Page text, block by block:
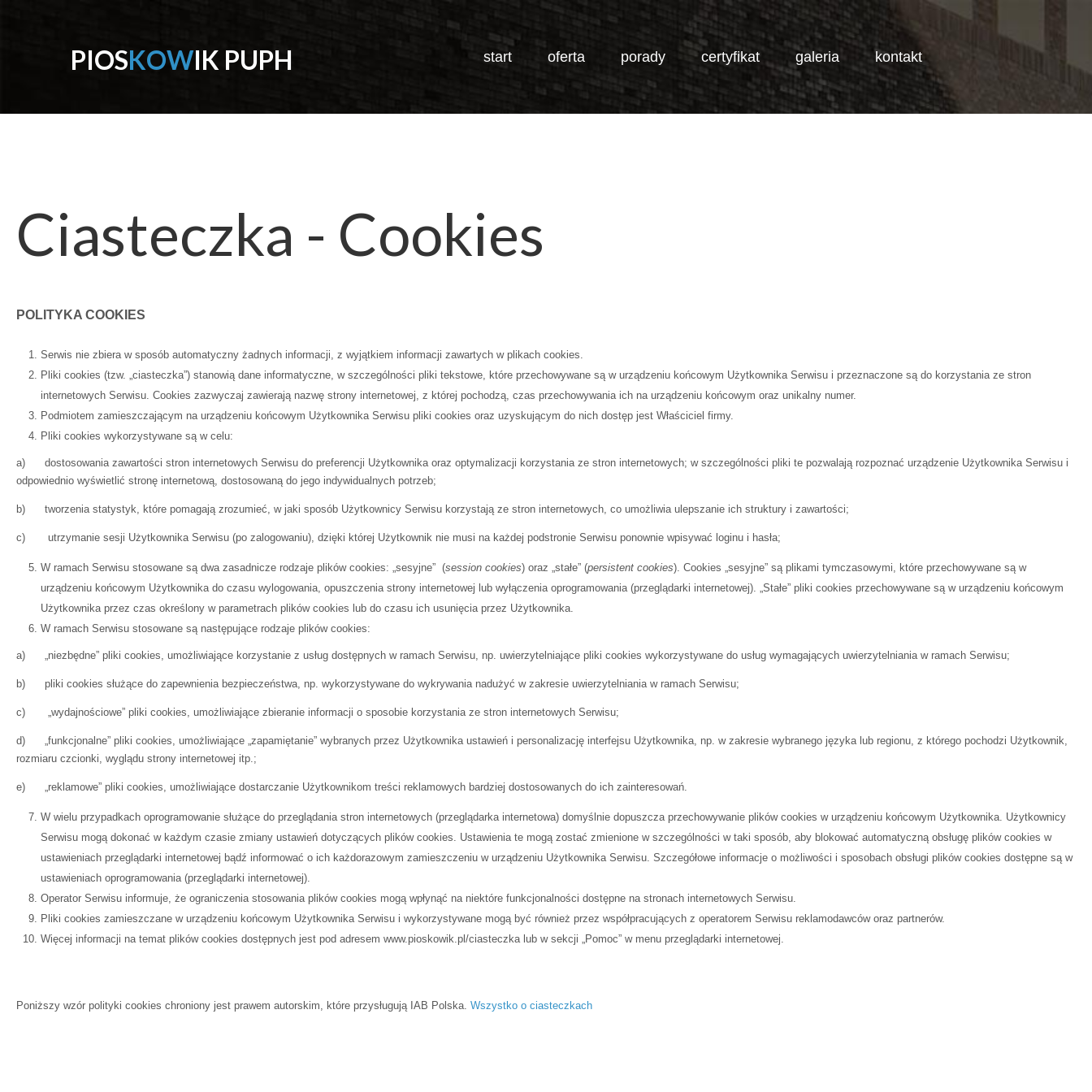
PIOSKOWIK PUPH start oferta porady certyfikat galeria kontakt
JESTEŚ TUTAJ: START SZLABAN NICE M5BAR NIESKATEGORYZOWANE
Ciasteczka - Cookies
POLITYKA COOKIES
Serwis nie zbiera w sposób automatyczny żadnych informacji, z wyjątkiem informacji zawartych w plikach cookies.
Pliki cookies (tzw. „ciasteczka”) stanowią dane informatyczne, w szczególności pliki tekstowe, które przechowywane są w urządzeniu końcowym Użytkownika Serwisu i przeznaczone są do korzystania ze stron
internetowych Serwisu. Cookies zazwyczaj zawierają nazwę strony internetowej, z której pochodzą, czas przechowywania ich na urządzeniu końcowym oraz unikalny numer.
Podmiotem zamieszczającym na urządzeniu końcowym Użytkownika Serwisu pliki cookies oraz uzyskującym do nich dostęp jest Właściciel firmy.
Pliki cookies wykorzystywane są w celu:
a) dostosowania zawartości stron internetowych Serwisu do preferencji Użytkownika oraz optymalizacji korzystania ze stron internetowych; w szczególności pliki te pozwalają rozpoznać urządzenie Użytkownika Serwisu i
odpowiednio wyświetlić stronę internetową, dostosowaną do jego indywidualnych potrzeb;
b) tworzenia statystyk, które pomagają zrozumieć, w jaki sposób Użytkownicy Serwisu korzystają ze stron internetowych, co umożliwia ulepszanie ich struktury i zawartości;
c) utrzymanie sesji Użytkownika Serwisu (po zalogowaniu), dzięki której Użytkownik nie musi na każdej podstronie Serwisu ponownie wpisywać loginu i hasła;
W ramach Serwisu stosowane są dwa zasadnicze rodzaje plików cookies: „sesyjne” (session cookies) oraz „stałe” (persistent cookies). Cookies „sesyjne” są plikami tymczasowymi, które przechowywane są w
urządzeniu końcowym Użytkownika do czasu wylogowania, opuszczenia strony internetowej lub wyłączenia oprogramowania (przeglądarki internetowej). „Stałe” pliki cookies przechowywane są w urządzeniu końcowym
Użytkownika przez czas określony w parametrach plików cookies lub do czasu ich usunięcia przez Użytkownika.
W ramach Serwisu stosowane są następujące rodzaje plików cookies:
a) „niezbędne” pliki cookies, umożliwiające korzystanie z usług dostępnych w ramach Serwisu, np. uwierzytelniające pliki cookies wykorzystywane do usług wymagających uwierzytelniania w ramach Serwisu;
b) pliki cookies służące do zapewnienia bezpieczeństwa, np. wykorzystywane do wykrywania nadużyć w zakresie uwierzytelniania w ramach Serwisu;
c) „wydajnościowe” pliki cookies, umożliwiające zbieranie informacji o sposobie korzystania ze stron internetowych Serwisu;
d) „funkcjonalne” pliki cookies, umożliwiające „zapamiętanie” wybranych przez Użytkownika ustawień i personalizację interfejsu Użytkownika, np. w zakresie wybranego języka lub regionu, z którego pochodzi Użytkownik,
rozmiaru czcionki, wyglądu strony internetowej itp.;
e) „reklamowe” pliki cookies, umożliwiające dostarczanie Użytkownikom treści reklamowych bardziej dostosowanych do ich zainteresowań.
W wielu przypadkach oprogramowanie służące do przeglądania stron internetowych (przeglądarka internetowa) domyślnie dopuszcza przechowywanie plików cookies w urządzeniu końcowym Użytkownika. Użytkownicy
Serwisu mogą dokonać w każdym czasie zmiany ustawień dotyczących plików cookies. Ustawienia te mogą zostać zmienione w szczególności w taki sposób, aby blokować automatyczną obsługę plików cookies w
ustawieniach przeglądarki internetowej bądź informować o ich każdorazowym zamieszczeniu w urządzeniu Użytkownika Serwisu. Szczegółowe informacje o możliwości i sposobach obsługi plików cookies dostępne są w
ustawieniach oprogramowania (przeglądarki internetowej).
Operator Serwisu informuje, że ograniczenia stosowania plików cookies mogą wpłynąć na niektóre funkcjonalności dostępne na stronach internetowych Serwisu.
Pliki cookies zamieszczane w urządzeniu końcowym Użytkownika Serwisu i wykorzystywane mogą być również przez współpracujących z operatorem Serwisu reklamodawców oraz partnerów.
Więcej informacji na temat plików cookies dostępnych jest pod adresem www.pioskowik.pl/ciasteczka lub w sekcji „Pomoc” w menu przeglądarki internetowej.
Poniższy wzór polityki cookies chroniony jest prawem autorskim, które przysługują IAB Polska. Wszystko o ciasteczkach